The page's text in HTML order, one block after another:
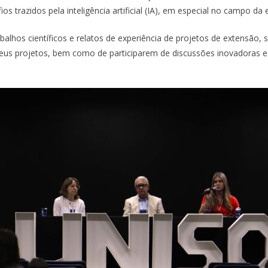
trazidos pela inteligência artificial (IA), em especial no campo da
científicos e relatos de experiência de projetos de extensão,
projetos, bem como de participarem de discussões inovadoras